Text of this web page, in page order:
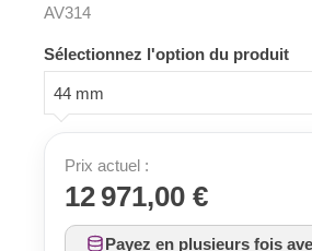
AV314
Sélectionnez l'option du produit
44 mm
Prix actuel :
12 971,00 €
Payez en plusieurs fois